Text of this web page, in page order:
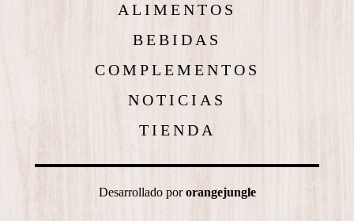
ALIMENTOS
BEBIDAS
COMPLEMENTOS
NOTICIAS
TIENDA
Desarrollado pororangejungle